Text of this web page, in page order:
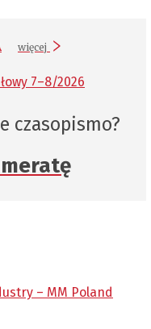
więcej
czasopismo?